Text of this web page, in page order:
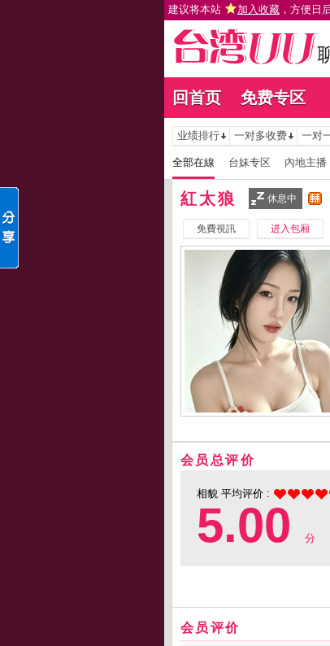
建议将本站 加入收藏 ，方便日
回首页 免费专区
业绩排行 一对多收费 一对
全部在線 台妹专区 內地主播
紅太狼 休息中
免費視訊 进入包厢
会员总评价
相貌 平均评价 :
5.00 分
会员评价